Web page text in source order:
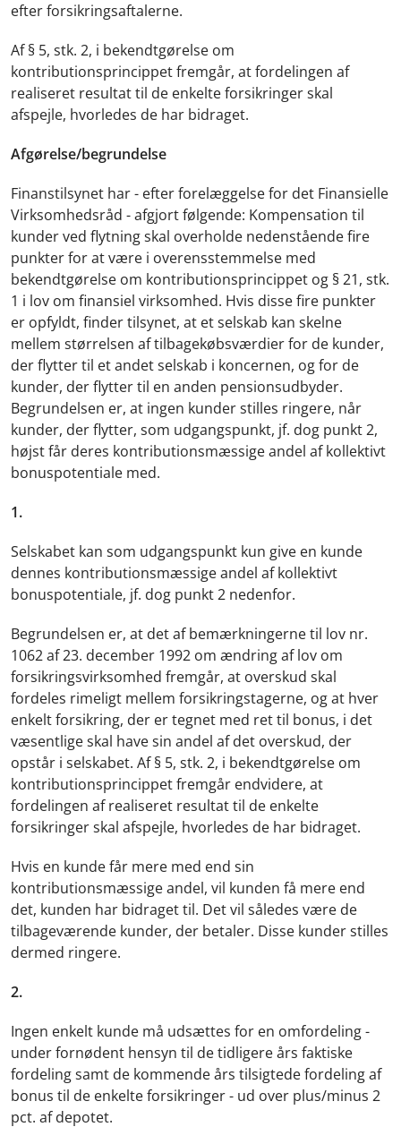
efter forsikringsaftalerne.
Af § 5, stk. 2, i bekendtgørelse om
kontributionsprincippet fremgår, at fordelingen af
realiseret resultat til de enkelte forsikringer skal
afspejle, hvorledes de har bidraget.
Afgørelse/begrundelse
Finanstilsynet har - efter forelæggelse for det Finansielle
Virksomhedsråd - afgjort følgende: Kompensation til
kunder ved flytning skal overholde nedenstående fire
punkter for at være i overensstemmelse med
bekendtgørelse om kontributionsprincippet og § 21, stk.
1 i lov om finansiel virksomhed. Hvis disse fire punkter
er opfyldt, finder tilsynet, at et selskab kan skelne
mellem størrelsen af tilbagekøbsværdier for de kunder,
der flytter til et andet selskab i koncernen, og for de
kunder, der flytter til en anden pensionsudbyder.
Begrundelsen er, at ingen kunder stilles ringere, når
kunder, der flytter, som udgangspunkt, jf. dog punkt 2,
højst får deres kontributionsmæssige andel af kollektivt
bonuspotentiale med.
1.
Selskabet kan som udgangspunkt kun give en kunde
dennes kontributionsmæssige andel af kollektivt
bonuspotentiale, jf. dog punkt 2 nedenfor.
Begrundelsen er, at det af bemærkningerne til lov nr.
1062 af 23. december 1992 om ændring af lov om
forsikringsvirksomhed fremgår, at overskud skal
fordeles rimeligt mellem forsikringstagerne, og at hver
enkelt forsikring, der er tegnet med ret til bonus, i det
væsentlige skal have sin andel af det overskud, der
opstår i selskabet. Af § 5, stk. 2, i bekendtgørelse om
kontributionsprincippet fremgår endvidere, at
fordelingen af realiseret resultat til de enkelte
forsikringer skal afspejle, hvorledes de har bidraget.
Hvis en kunde får mere med end sin
kontributionsmæssige andel, vil kunden få mere end
det, kunden har bidraget til. Det vil således være de
tilbageværende kunder, der betaler. Disse kunder stilles
dermed ringere.
2.
Ingen enkelt kunde må udsættes for en omfordeling -
under fornødent hensyn til de tidligere års faktiske
fordeling samt de kommende års tilsigtede fordeling af
bonus til de enkelte forsikringer - ud over plus/minus 2
pct. af depotet.